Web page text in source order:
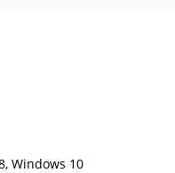
Windows 10